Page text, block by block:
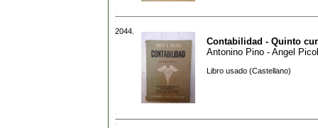
2044.
Contabilidad - Quinto
Antonino Pino - Angel
Libro usado (Castellano)